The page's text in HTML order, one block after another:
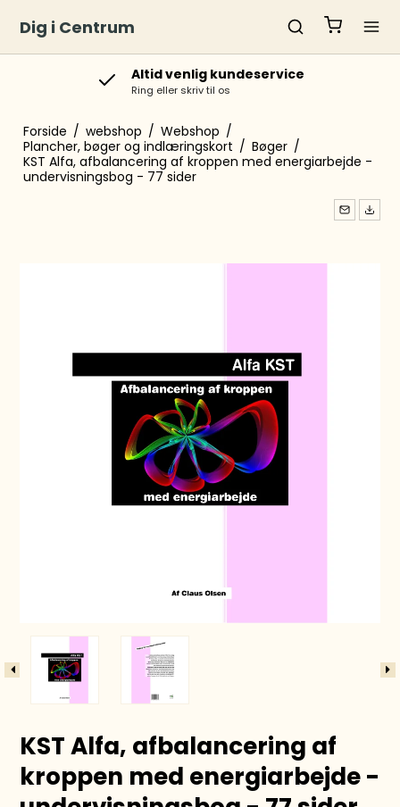
Dig i Centrum
Levering
Order lavet inden kl. 10 sendes samme dag
Forside / webshop / Webshop /
Plancher, bøger og indlæringskort / Bøger /
KST Alfa, afbalancering af kroppen med energiarbejde -
undervisningsbog - 77 sider
KST Alfa, afbalancering af
kroppen med energiarbejde -